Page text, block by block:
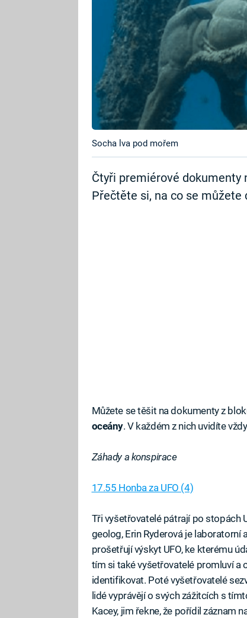
Socha lva pod mořem
Čtyři premiérové dokumenty
Přečtěte si, na co se můžete
Můžete se těšit na dokumenty z
oceány. V každém z nich uvidíte
Záhady a konspirace
17.55 Honba za UFO (4)
Tři vyšetřovatelé pátrají po stopách
geolog, Erin Ryderová je
prošetřují výskyt UFO, ke kterému
tím si také vyšetřovatelé promluví a
identifikovat. Poté vyšetřovatelé
lidé vyprávějí o svých zážitcích s
Kacey, jim řekne, že pořídil záznam